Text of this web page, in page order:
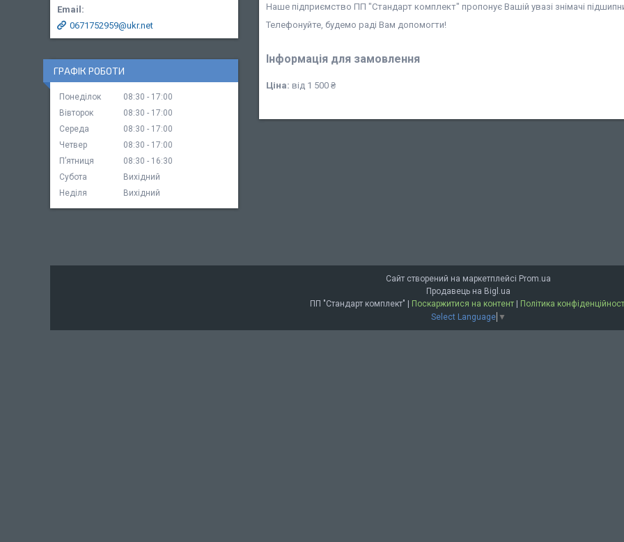
Наше підприємство ПП "Стандарт комплект" пропонує Вашій увазі знімачі
Телефонуйте, будемо раді Вам допомогти!
Інформація для замовлення
Ціна: від 1 500 ₴
0671752959@ukr.net
ГРАФІК РОБОТИ
Понеділок 08:30
17:00
Вівторок
08:30
17:00
Середа
08:30
17:00
Четвер
08:30
17:00
Пʼятниця
08:30
16:30
Субота
Вихідний
Неділя
Вихідний
Сайт створений на маркетплейсі Prom.ua
Продавець на Bigl.ua
Поскаржитися на контент
Політика
Select Language ▼